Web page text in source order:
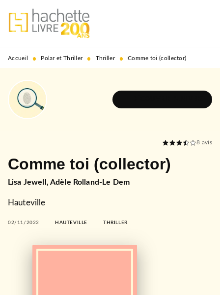
MENU RECHERCHE
PIED DE PAGE
Accueil • Polar et Thriller • Thriller • Comme toi (collector)
8 avis
Comme toi (collector)
Lisa Jewell , Adèle Rolland-Le Dem
Hauteville
02/11/2022 HAUTEVILLE THRILLER